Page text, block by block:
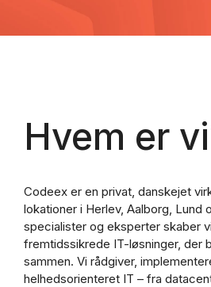
Hvem er
Codeex er en privat, danskejet
lokationer i Herlev, Aalborg, Lund
specialister og eksperter skaber
fremtidssikrede IT-løsninger, der
sammen. Vi rådgiver,
helhedsorienteret IT – fra